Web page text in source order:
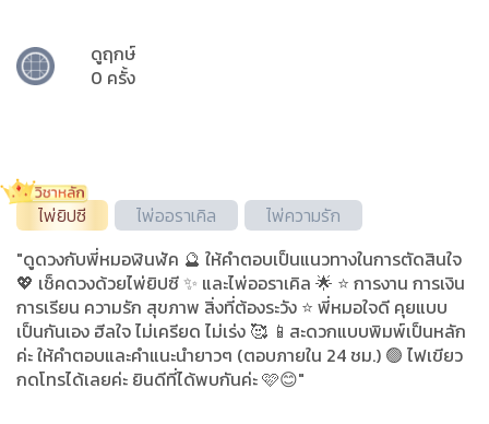
ดูฤกษ์
0 ครั้ง
ไพ่ยิปซี ไพ่ออราเคิล
ไพ่ความรัก
"ดูดวงกับพี่หมอฬินฬัค 🔮 ให้คำตอบเป็นแนวทางในการตัดสินใจ
💖 เช็คดวงด้วยไพ่ยิปซี ✨ และไพ่ออราเคิล 🌟 ⭐️ การงาน การเงิน
การเรียน ความรัก สุขภาพ สิ่งที่ต้องระวัง ⭐️ พี่หมอใจดี คุยแบบ
เป็นกันเอง ฮีลใจ ไม่เครียด ไม่เร่ง 🥰 📱สะดวกแบบพิมพ์เป็นหลัก
ค่ะ ให้คำตอบและคำแนะนำยาวๆ (ตอบภายใน 24 ชม.) 🟢 ไฟเขียว
กดโทรได้เลยค่ะ ยินดีที่ได้พบกันค่ะ 🩷😊"